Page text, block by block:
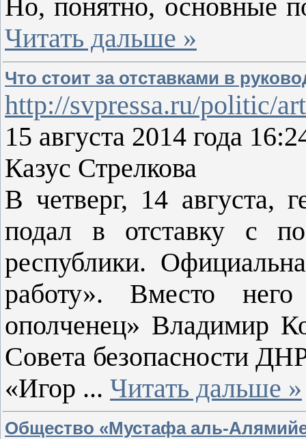
Но, понятно, основные
Читать дальше »
Что стоит за отставками в
http://svpressa.ru/politic/
15 августа 2014 года
Казус Стрелкова
В четверг, 14 августа,
подал в отставку с
республики.
работу». Вместо
ополченец» Владимир
Совета безопасности
«Игор ... Читать дальше »
Общество «Мустафа аль-